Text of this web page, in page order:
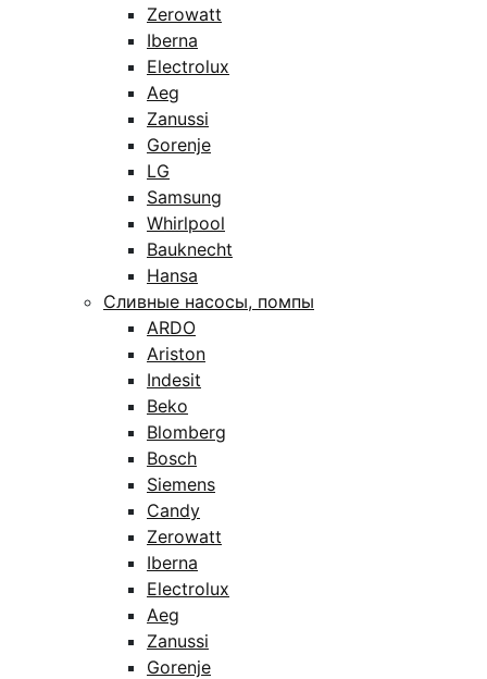
Zerowatt
Iberna
Electrolux
Aeg
Zanussi
Gorenje
LG
Samsung
Whirlpool
Bauknecht
Hansa
Сливные насосы, помпы
ARDO
Ariston
Indesit
Beko
Blomberg
Bosch
Siemens
Candy
Zerowatt
Iberna
Electrolux
Aeg
Zanussi
Gorenje